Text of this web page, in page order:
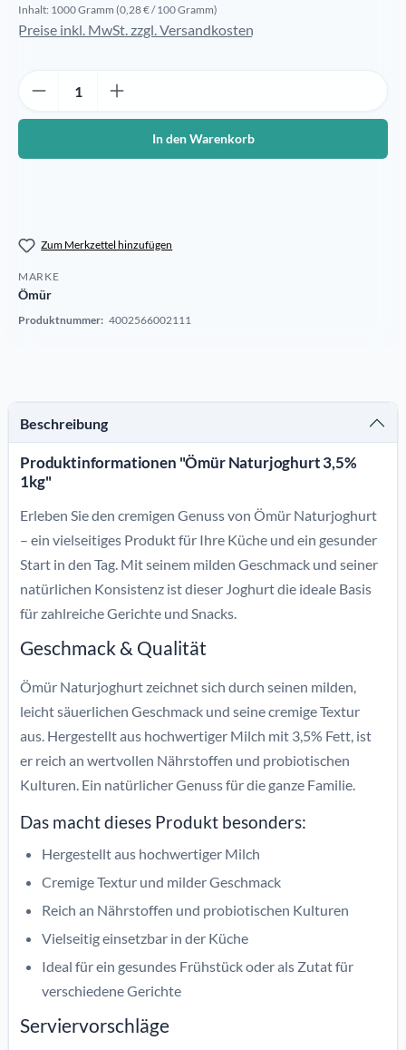
Inhalt: 1000 Gramm (0,28 € / 100 Gramm)
Preise inkl. MwSt. zzgl. Versandkosten
In den Warenkorb
Zum Merkzettel hinzufügen
MARKE
Ömür
Produktnummer: 4002566002111
Beschreibung
Produktinformationen "Ömür Naturjoghurt 3,5%
1kg"
Erleben Sie den cremigen Genuss von Ömür Naturjoghurt
– ein vielseitiges Produkt für Ihre Küche und ein gesunder
Start in den Tag. Mit seinem milden Geschmack und seiner
natürlichen Konsistenz ist dieser Joghurt die ideale Basis
für zahlreiche Gerichte und Snacks.
Geschmack & Qualität
Ömür Naturjoghurt zeichnet sich durch seinen milden,
leicht säuerlichen Geschmack und seine cremige Textur
aus. Hergestellt aus hochwertiger Milch mit 3,5% Fett, ist
er reich an wertvollen Nährstoffen und probiotischen
Kulturen. Ein natürlicher Genuss für die ganze Familie.
Das macht dieses Produkt besonders:
Hergestellt aus hochwertiger Milch
Cremige Textur und milder Geschmack
Reich an Nährstoffen und probiotischen Kulturen
Vielseitig einsetzbar in der Küche
Ideal für ein gesundes Frühstück oder als Zutat für
verschiedene Gerichte
Serviervorschläge